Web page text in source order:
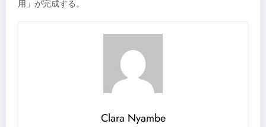
用」が完成する。
Clara Nyambe